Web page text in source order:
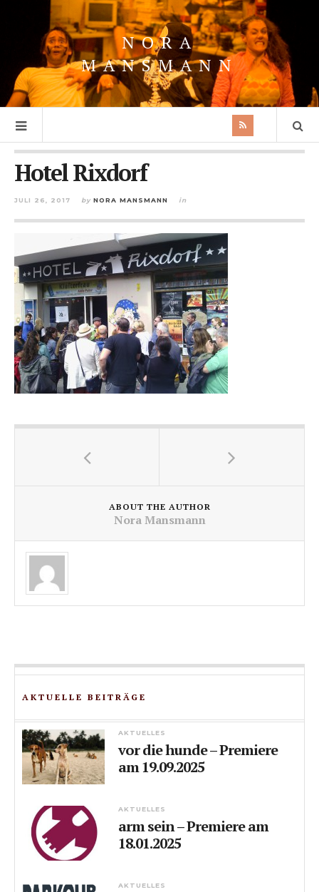
NORA
MANSMANN
Hotel Rixdorf
JULI 26, 2017 by NORA MANSMANN in
ABOUT THE AUTHOR
Nora Mansmann
AKTUELLE BEITRÄGE
AKTUELLES
vor die hunde – Premiere
am 19.09.2025
AKTUELLES
arm sein – Premiere am
18.01.2025
AKTUELLES